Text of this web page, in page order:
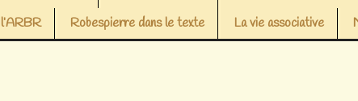
Robespierre dans le texte La vie associative